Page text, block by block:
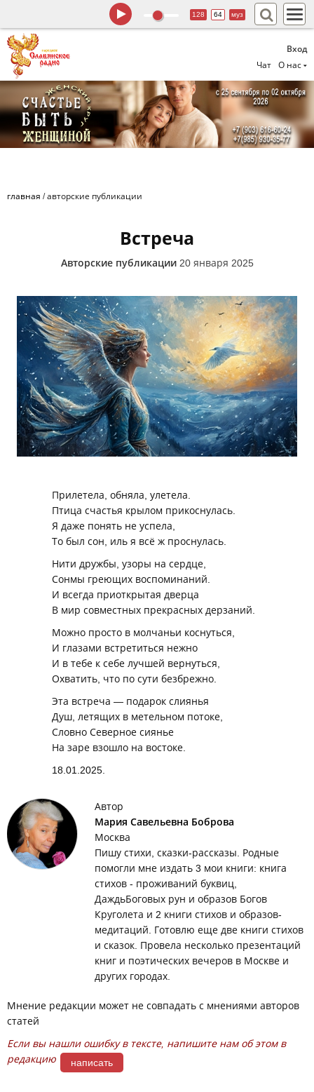
Вход
Чат
О нас
128 64 муз
главная /авторские публикации
Встреча
Авторские публикации 20 января 2025
Прилетела, обняла, улетела.
Птица счастья крылом прикоснулась.
Я даже понять не успела,
То был сон, иль я всё ж проснулась.
Нити дружбы, узоры на сердце,
Сонмы греющих воспоминаний.
И всегда приоткрытая дверца
В мир совместных прекрасных дерзаний.
Можно просто в молчаньи коснуться,
И глазами встретиться нежно
И в тебе к себе лучшей вернуться,
Охватить, что по сути безбрежно.
Эта встреча — подарок слиянья
Душ, летящих в метельном потоке,
Словно Северное сиянье
На заре взошло на востоке.
18.01.2025.
Автор
Мария Савельевна Боброва
Москва
Пишу стихи, сказки-рассказы. Родные
помогли мне издать 3 мои книги: книга
стихов - проживаний буквиц,
ДаждьБоговых рун и образов Богов
Круголета и 2 книги стихов и образов-
медитаций. Готовлю еще две книги стихов
и сказок. Провела несколько презентаций
книг и поэтических вечеров в Москве и
других городах.
Мнение редакции может не совпадать с мнениями авторов
статей
Если вы нашли ошибку в тексте, напишите нам об этом в
редакцию
написать